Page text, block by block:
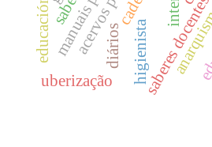
saberes
diários higienista
uberização